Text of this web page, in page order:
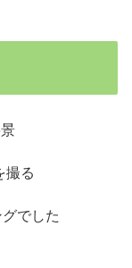
撮る
でした